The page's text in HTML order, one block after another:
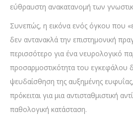
εύθραυστη ανακατανομή των
Συνεπώς, η εικόνα ενός όγκου που
δεν αντανακλά την επιστημονική
περισσότερο για ένα νευρολογικό
προσαρμοστικότητα του εγκεφάλου
ψευδαίσθηση της αυξημένης
πρόκειται για μια αντισταθμιστική
παθολογική κατάσταση.